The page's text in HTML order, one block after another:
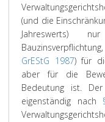
(und die
Jahreswerts)
GrEStG 1987) für
aber für die
Bedeutung ist.
eigenständig nach